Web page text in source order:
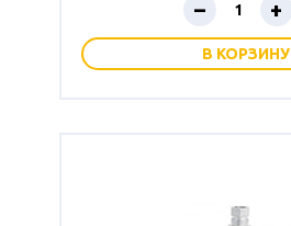
– +
В КОРЗИНУ